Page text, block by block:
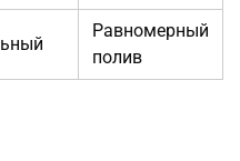
Равномерный
полив